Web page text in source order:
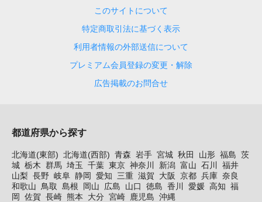
このサイトについて
特定商取引法に基づく表示
利用者情報の外部送信について
プレミアム会員登録の変更・解除
広告掲載のお問合せ
都道府県から探す
北海道(東部) 北海道(西部) 青森 岩手 宮城 秋田 山形 福島 茨
城 栃木 群馬 埼玉 千葉 東京 神奈川 新潟 富山 石川
福井
山梨 長野 岐阜 静岡 愛知 三重 滋賀 大阪 京都 兵庫 奈良
和歌山
鳥取 島根 岡山 広島 山口 徳島 香川 愛媛 高知 福
岡
佐賀 長崎 熊本 大分 宮崎 鹿児島 沖縄